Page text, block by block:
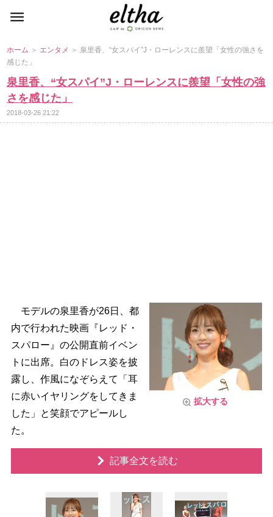
ホーム ＞ エンタメ ＞ 泉里香、“女スパイ”J・ローレンスに羨望「女性の強さを
感じた」
泉里香、“女スパイ”J・ローレンスに羨望「女性の強
さを感じた」
2018-03-26 21:22
拡大する
モデルの泉里香が26日、都
内で行われた映画『レッド・
スパロー』の公開直前イベン
トに出席。白のドレス姿を披
露し、作風になぞらえて「耳
に赤いイヤリングをしてきま
した」と笑顔でアピールし
た。
記事全文を読む